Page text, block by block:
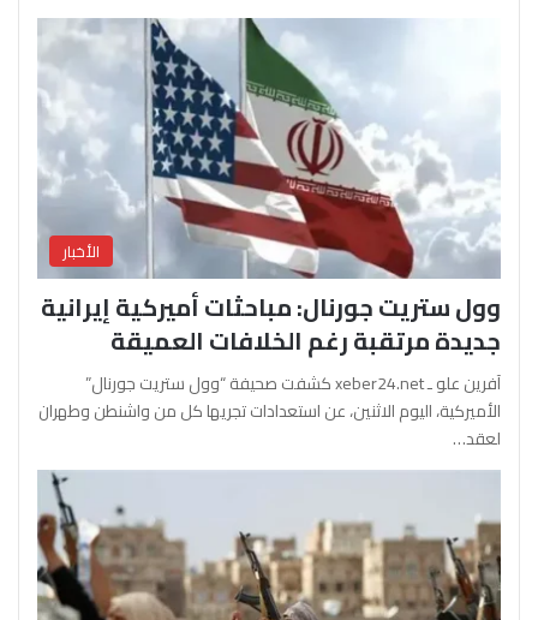
الأخبار
وول ستريت جورنال: مباحثات أميركية إيرانية
جديدة مرتقبة رغم الخلافات العميقة
آفرين علو ـ xeber24.net كشفت صحيفة “وول ستريت جورنال”
الأميركية، اليوم الاثنين، عن استعدادات تجريها كل من واشنطن وطهران
لعقد…